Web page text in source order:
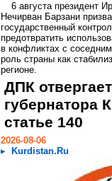
6 августа президент
Нечирван Барзани
государственный
предотвратить
в конфликтах с
роль страны как
регионе.
ДПК
губернатора
статье 140
2026-08-06
Kurdistan.Ru